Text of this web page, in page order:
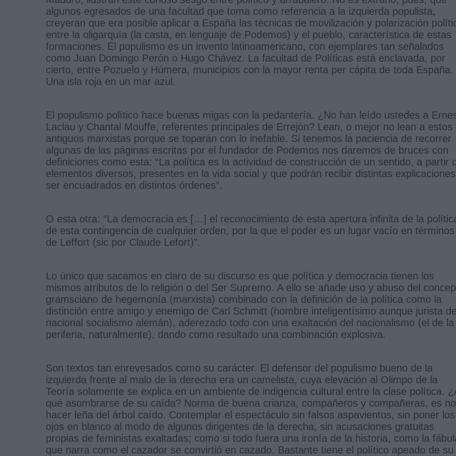
algunos egresados de una facultad que toma como referencia a la izquierda populista,
creyeran que era posible aplicar a España las técnicas de movilización y polarización
entre la oligarquía (la casta, en lenguaje de Podemos) y el pueblo, característica de estas
formaciones. El populismo es un invento latinoamericano, con ejemplares tan señalados
como Juan Domingo Perón o Hugo Chávez. La facultad de Políticas está enclavada, por
cierto, entre Pozuelo y Húmera, municipios con la mayor renta per cápita de toda España.
Una isla roja en un mar azul.
El populismo político hace buenas migas con la pedantería. ¿No han leído ustedes a
Laclau y Chantal Mouffe, referentes principales de Errejón? Lean, o mejor no lean a estos
antiguos marxistas porque se toparán con lo inefable. Si tenemos la paciencia de recorrer
algunas de las páginas escritas por el fundador de Podemos nos daremos de bruces con
definiciones como esta: “La política es la actividad de construcción de un sentido, a partir
elementos diversos, presentes en la vida social y que podrán recibir distintas
ser encuadrados en distintos órdenes”.
O esta otra: “La democracia es […] el reconocimiento de esta apertura infinita de la
de esta contingencia de cualquier orden, por la que el poder es un lugar vacío en términos
de Leffort (sic por Claude Lefort)”.
Lo único que sacamos en claro de su discurso es que política y democracia tienen los
mismos atributos de lo religión o del Ser Supremo. A ello se añade uso y abuso del
gramsciano de hegemonía (marxista) combinado con la definición de la política como la
distinción entre amigo y enemigo de Carl Schmitt (hombre inteligentísimo aunque jurista
nacional socialismo alemán), aderezado todo con una exaltación del nacionalismo (el de la
periferia, naturalmente), dando como resultado una combinación explosiva.
Son textos tan enrevesados como su carácter. El defensor del populismo bueno de la
izquierda frente al malo de la derecha era un camelista, cuya elevación al Olimpo de la
Teoría solamente se explica en un ambiente de indigencia cultural entre la clase política.
qué asombrarse de su caída? Norma de buena crianza, compañeros y compañeras, es no
hacer leña del árbol caído. Contemplar el espectáculo sin falsos aspavientos, sin poner los
ojos en blanco al modo de algunos dirigentes de la derecha, sin acusaciones gratuitas
propias de feministas exaltadas; como si todo fuera una ironía de la historia, como la
que narra como el cazador se convirtió en cazado. Bastante tiene el político apeado de su